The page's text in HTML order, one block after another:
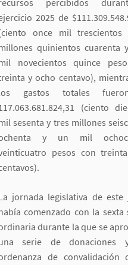
percibidos
2025 de
once mil trescientos
quinientos cuarenta
novecientos quince
y ocho centavo),
gastos totales
(ciento
sesenta y tres millones
y un mil
pesos con
jornada legislativa de este
comenzado con la sexta
durante la que se
serie de donaciones
de convalidación